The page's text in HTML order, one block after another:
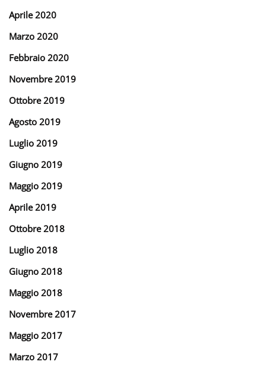
Aprile 2020
Marzo 2020
Febbraio 2020
Novembre 2019
Ottobre 2019
Agosto 2019
Luglio 2019
Giugno 2019
Maggio 2019
Aprile 2019
Ottobre 2018
Luglio 2018
Giugno 2018
Maggio 2018
Novembre 2017
Maggio 2017
Marzo 2017